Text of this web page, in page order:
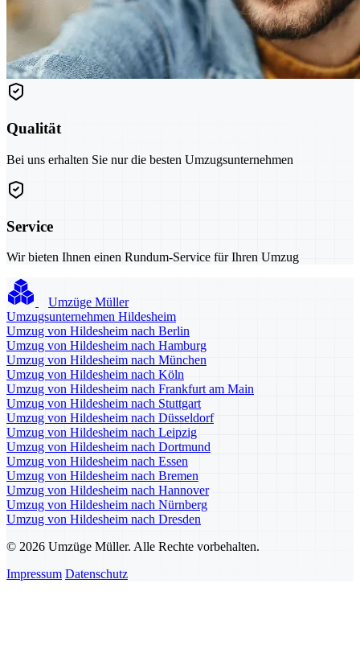
Qualität
Bei uns erhalten Sie nur die besten Umzugsunternehmen
Service
Wir bieten Ihnen einen Rundum-Service für Ihren Umzug
Umzüge Müller
Umzugsunternehmen Hildesheim
Umzug von Hildesheim nach Berlin
Umzug von Hildesheim nach Hamburg
Umzug von Hildesheim nach München
Umzug von Hildesheim nach Köln
Umzug von Hildesheim nach Frankfurt am Main
Umzug von Hildesheim nach Stuttgart
Umzug von Hildesheim nach Düsseldorf
Umzug von Hildesheim nach Leipzig
Umzug von Hildesheim nach Dortmund
Umzug von Hildesheim nach Essen
Umzug von Hildesheim nach Bremen
Umzug von Hildesheim nach Hannover
Umzug von Hildesheim nach Nürnberg
Umzug von Hildesheim nach Dresden
© 2026 Umzüge Müller. Alle Rechte vorbehalten.
Impressum Datenschutz